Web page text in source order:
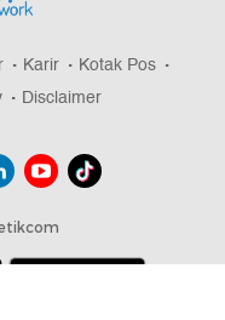
Karir
Kotak Pos
Disclaimer